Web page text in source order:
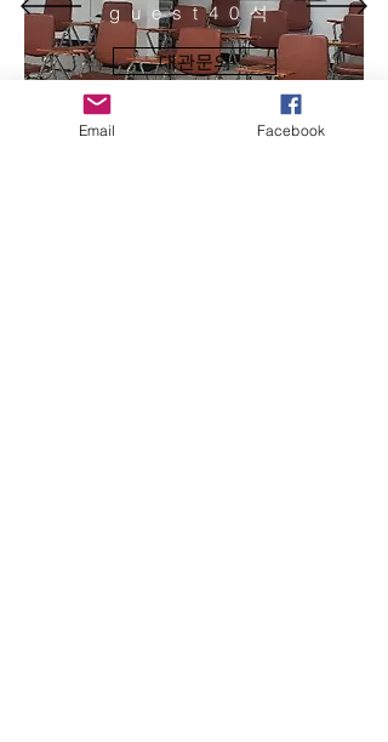
guest40석
대관문의
Email Facebook